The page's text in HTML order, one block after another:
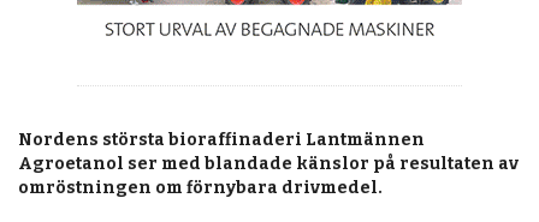
ANNONSERA
PRENUMERERA
Nordens största bioraffinaderi Lantmännen
Agroetanol ser med blandade känslor på resultaten av
omröstningen om förnybara drivmedel.